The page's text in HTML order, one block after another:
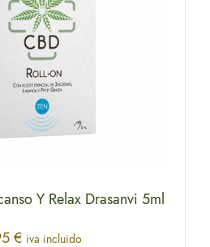
Y Relax Drasanvi 5ml
€ iva incluido